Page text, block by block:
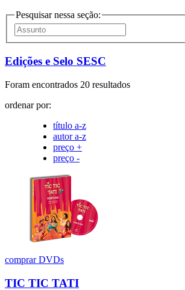
Pesquisar nessa seção:
Edições e Selo SESC
Foram encontrados 20 resultados
ordenar por:
título a-z
autor a-z
preço +
preço -
comprarDVDs
TIC TIC TATI